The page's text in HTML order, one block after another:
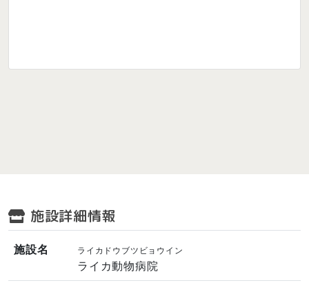
施設詳細情報
施設名 ライカドウブツビョウイン
ライカ動物病院